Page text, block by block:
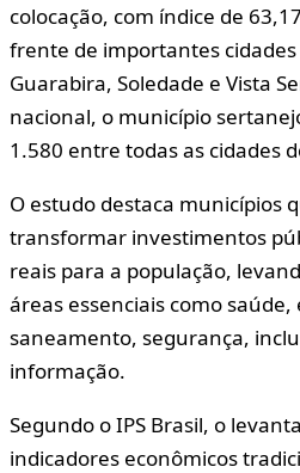
colocação, com índice de
frente de importantes
Guarabira, Soledade e Vista
nacional, o município
1.580 entre todas as cidades
O estudo destaca municípios
transformar investimentos
reais para a população,
áreas essenciais como saúde,
saneamento, segurança,
informação.
Segundo o IPS Brasil, o
indicadores econômicos